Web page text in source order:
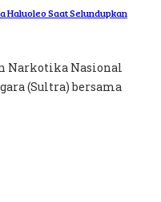
Haluoleo Saat Selundupkan
Narkotika Nasional
(Sultra) bersama